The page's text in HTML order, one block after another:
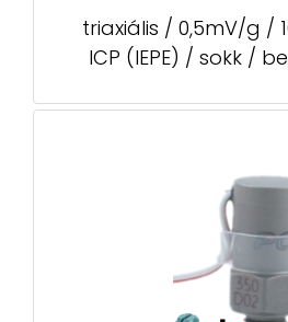
triaxiális / 0,5mV/g /
ICP (IEPE) / sokk /